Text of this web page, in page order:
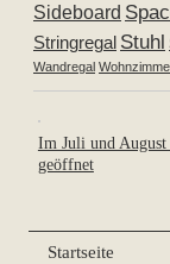
Sideboard
Stringregal Stuhl
Wandregal
Im Juli und
geöffnet
Startseite